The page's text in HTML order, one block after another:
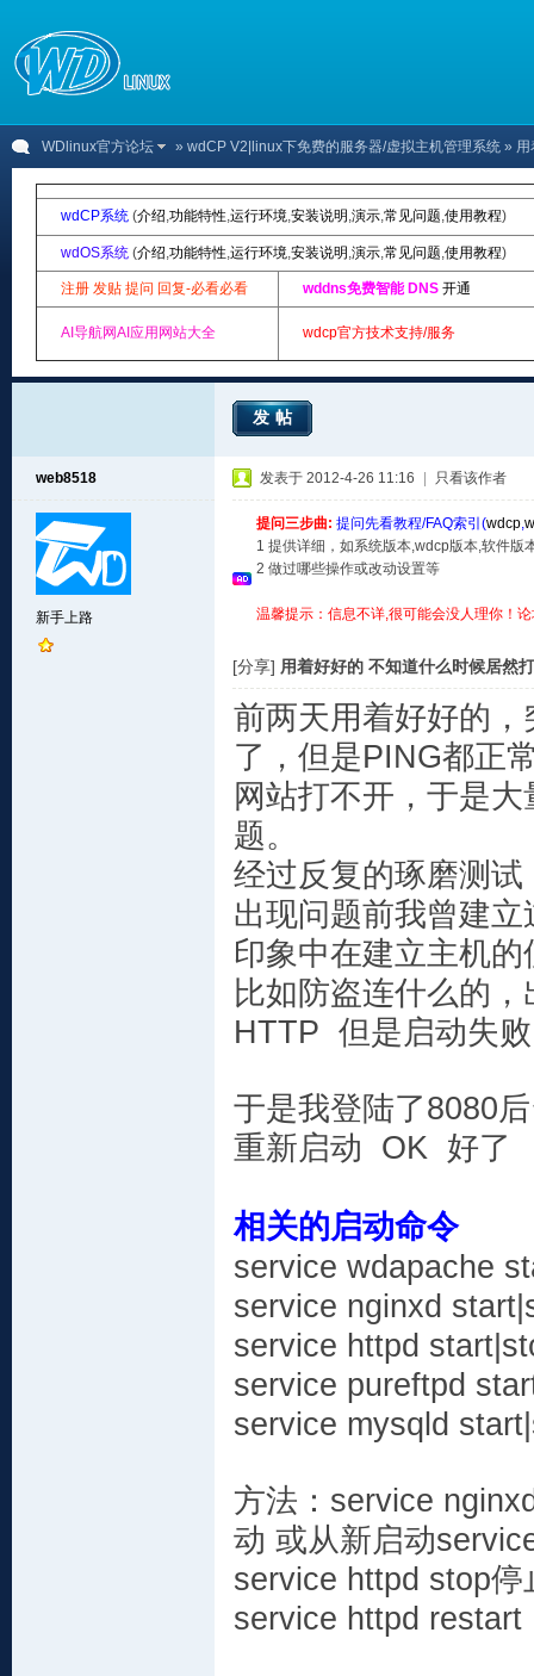
WDlinux官方论坛 » wdCP V2|linux下免费的服务器/虚拟主机管理系统 » 用
wdCP系统 (介绍,功能特性,运行环境,安装说明 ,演示,常见问题,使用教程)
wdOS系统 (介绍,功能特性,运行环境,安装说明 ,演示,常见问题,使用教程)
注册 发贴 提问 回复-必看必看 wddns免费智能 DNS 开通
AI导航网AI应用网站大全 wdcp官方技术支持/服务
发帖
web8518
新手上路
发表于 2012-4-26 11:16 只看该作者
提问三步曲: 提问先看教程/FAQ索引(wdcp,
1 提供详细，如系统版本,wdcp版本,软件版
2 做过哪些操作或改动设置等
温馨提示：信息不详,很可能会没人理你！
[分享] 用着好好的 不知道什么时候居然
前两天用着好好的
了，但是PING都正
网站打不开，于是
题。
经过反复的琢磨测
出现问题前我曾建
印象中在建立主机
比如防盗连什么的
HTTP 但是启动失
于是我登陆了8080
重新启动 OK 好了
相关的启动命令
service wdapache
service nginxd
service httpd
service pureftpd
service mysqld
方法：service
动 或从新启动
service httpd stop
service httpd restart